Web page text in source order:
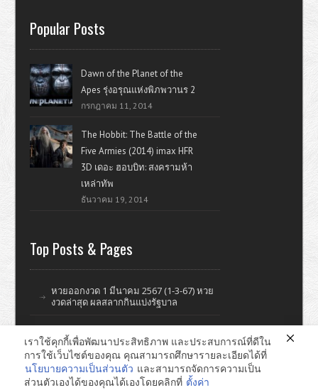
Popular Posts
Dawn of the Planet of the
Apes รุ่งอรุณแห่งพิภพวานร 2
กรกฎาคม 11, 2014
The Hobbit: The Battle of the
Five Armies (2014) imax HFR
3D เดอะ ฮอบบิท: สงครามห้า
เหล่าทัพ
ธันวาคม 19, 2014
Top Posts & Pages
หวยออกงวด 1 มีนาคม 2567 (1-3-67) หวย
งวดล่าสุด ผลสลากกินแบ่งรัฐบาล
ดูหนังออนไลน์ หนังใหม่ แรงบันดาลใจ ไอที รีวิววิจารณ์หนังมั่วๆ
หาดใหญ่ ทำเว็บไซต์ © 2026
เราใช้คุกกี้เพื่อพัฒนาประสิทธิภาพ และประสบการณ์ที่ดีใน
การใช้เว็บไซต์ของคุณ คุณสามารถศึกษารายละเอียดได้ที่
นโยบายความเป็นส่วนตัว และสามารถจัดการความเป็น
ส่วนตัวเองได้ของคุณได้เองโดยคลิกที่ ตั้งค่า